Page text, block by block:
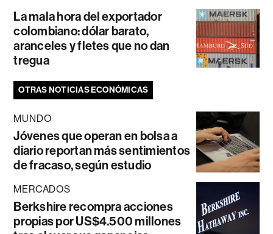
La mala hora del exportador
colombiano: dólar barato,
aranceles y fletes que no dan
tregua
OTRAS NOTICIAS ECONÓMICAS
MUNDO
Jóvenes que operan en bolsa a
diario reportan más sentimientos
de fracaso, según estudio
MERCADOS
Berkshire recompra acciones
propias por US$4.500 millones